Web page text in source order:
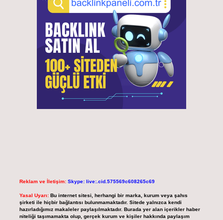
Reklam ve İletişim: Skype: live:.cid.575569c608265c69
Yasal Uyarı: Bu internet sitesi, herhangi bir marka, kurum veya şahıs
şirketi ile hiçbir bağlantısı bulunmamaktadır. Sitede yalnızca kendi
hazırladığımız makaleler paylaşılmaktadır. Burada yer alan içerikler haber
niteliği taşımamakta olup, gerçek kurum ve kişiler hakkında paylaşım